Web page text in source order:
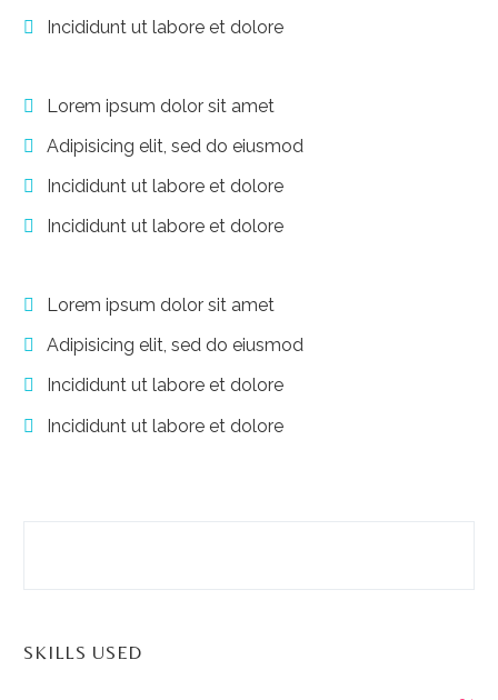
Incididunt ut labore et dolore
Lorem ipsum dolor sit amet
Adipisicing elit, sed do eiusmod
Incididunt ut labore et dolore
Incididunt ut labore et dolore
Lorem ipsum dolor sit amet
Adipisicing elit, sed do eiusmod
Incididunt ut labore et dolore
Incididunt ut labore et dolore
SKILLS USED